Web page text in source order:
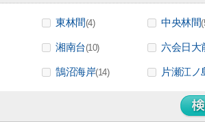
東林間(4) 中央林間
湘南台(10) 六会日大
鵠沼海岸(14) 片瀬江ノ